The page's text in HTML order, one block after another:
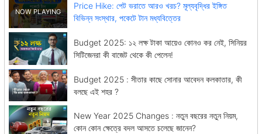
Price Hike: পেট ভরাতে আরও খরচ? মূল্যবৃদ্ধির ইঙ্গিত
বিভিন্ন সংস্থার, পকেটে টান মধ্যবিত্তের
Budget 2025: ১২ লক্ষ টাকা আয়েও কোনও কর নেই, সিনিয়র
সিটিজেনরা কী বাজেট থেকে কী পেলেন!
Budget 2025 : সীতার কাছে সোনার আবেদন কলকাতার, কী
বলছে এই শহর ?
New Year 2025 Changes : নতুন বছরের নতুন নিয়ম,
কোন কোন ক্ষেত্রে বদল আসতে চলেছে জানেন?